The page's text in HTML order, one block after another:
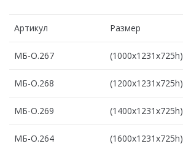
Артикул Размер
МБ-О.267 (1000х1231х725h)
МБ-О.268 (1200х1231х725h)
МБ-О.269 (1400х1231х725h)
МБ-О.264 (1600х1231х725h)